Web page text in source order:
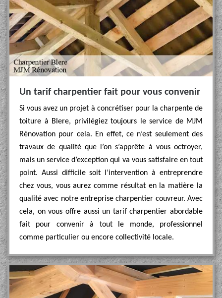
Un tarif charpentier fait pour vous convenir
Si vous avez un projet à concrétiser pour la charpente de
toiture à Blere, privilégiez toujours le service de MJM
Rénovation pour cela. En effet, ce n’est seulement des
travaux de qualité que l’on s’apprête à vous octroyer,
mais un service d’exception qui va vous satisfaire en tout
point. Aussi difficile soit l’intervention à entreprendre
chez vous, vous aurez comme résultat en la matière la
qualité avec notre entreprise charpentier couvreur. Avec
cela, on vous offre aussi un tarif charpentier abordable
fait pour convenir à tout le monde, professionnel
comme particulier ou encore collectivité locale.